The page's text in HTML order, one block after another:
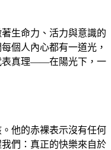
生命力、活力與意識的
個人內心都有一道光，
表真理——在陽光下，一
他的赤裸表示沒有任何
們：真正的快樂來自於